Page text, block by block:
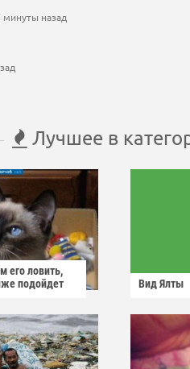
минуты назад
Лучшее в
его ловить,
подойдет
Вид Ялты